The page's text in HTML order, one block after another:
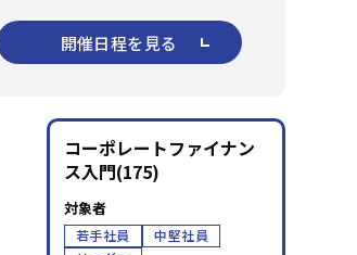
開催日程を見る
コーポレートファイナン
ス入門(175)
対象者
若手社員
中堅社員